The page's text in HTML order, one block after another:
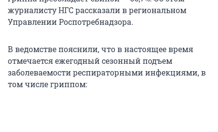
журналисту НГС рассказали в региональном
Управлении Роспотребнадзора.
В ведомстве пояснили, что в настоящее время
отмечается ежегодный сезонный подъем
заболеваемости респираторными инфекциями, в
том числе гриппом: